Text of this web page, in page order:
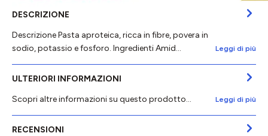
DESCRIZIONE
Descrizione Pasta aproteica, ricca in fibre, povera in
sodio, potassio e fosforo. Ingredienti Amid…
Leggi di più
ULTERIORI INFORMAZIONI
Scopri altre informazioni su questo prodotto...
Leggi di più
RECENSIONI